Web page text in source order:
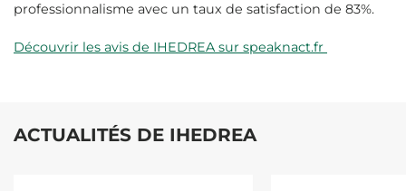
professionnalisme avec un taux de satisfaction de 83%.
Découvrir les avis de IHEDREAsur speaknact.fr
ACTUALITÉS DE IHEDREA